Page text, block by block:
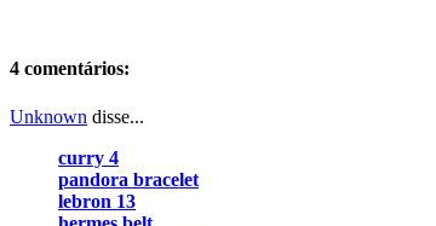
4 comentários:
Unknown disse...
curry 4
pandora bracelet
lebron 13